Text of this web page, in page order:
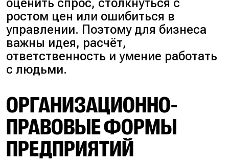
оценить спрос, столкнуться с
ростом цен или ошибиться в
управлении. Поэтому для бизнеса
важны идея, расчёт,
ответственность и умение работать
с людьми.
ОРГАНИЗАЦИОННО-
ПРАВОВЫЕ ФОРМЫ
ПРЕДПРИЯТИЙ